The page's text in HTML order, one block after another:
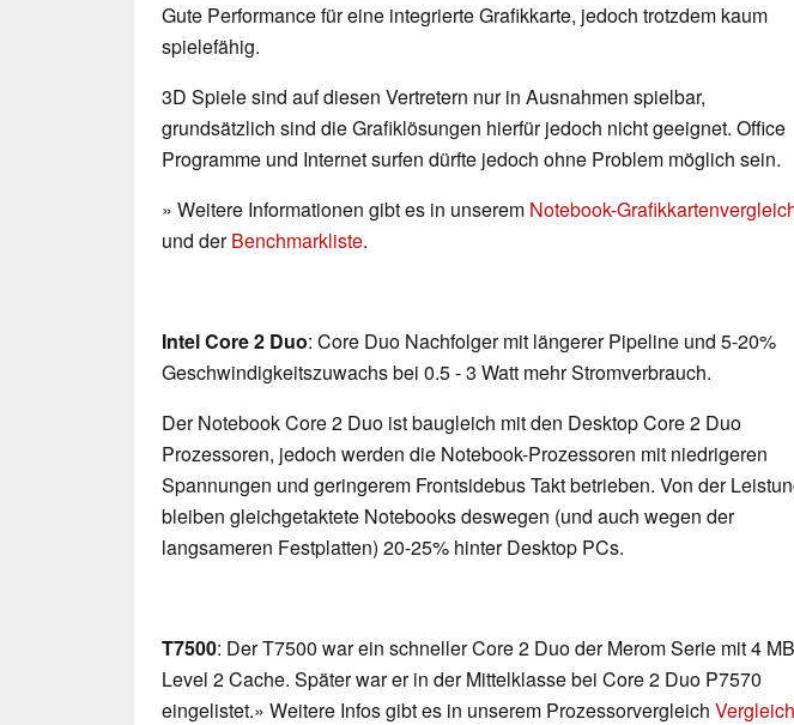
Gute Performance für eine integrierte Grafikkarte, jedoch trotzdem kaum
spielefähig.
3D Spiele sind auf diesen Vertretern nur in Ausnahmen spielbar,
grundsätzlich sind die Grafiklösungen hierfür jedoch nicht geeignet. Office
Programme und Internet surfen dürfte jedoch ohne Problem möglich sein.
» Weitere Informationen gibt es in unserem Notebook-
und derBenchmarkliste.
Intel Core 2 Duo: Core Duo Nachfolger mit längerer Pipeline und 5-20%
Geschwindigkeitszuwachs bei 0.5 - 3 Watt mehr Stromverbrauch.
Der Notebook Core 2 Duo ist baugleich mit den Desktop Core 2 Duo
Prozessoren, jedoch werden die Notebook-Prozessoren mit niedrigeren
Spannungen und geringerem Frontsidebus Takt betrieben. Von der
bleiben gleichgetaktete Notebooks deswegen (und auch wegen der
langsameren Festplatten) 20-25% hinter Desktop PCs.
T7500: Der T7500 war ein schneller Core 2 Duo der Merom Serie mit 4 MB
Level 2 Cache. Später war er in der Mittelklasse bei Core 2 Duo P7570
eingelistet.» Weitere Infos gibt es in unserem Prozessorvergleich Vergleich